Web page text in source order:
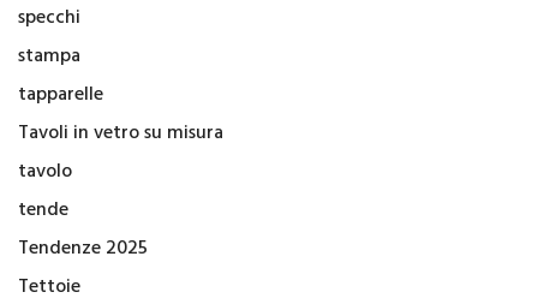
specchi
stampa
tapparelle
Tavoli in vetro su misura
tavolo
tende
Tendenze 2025
Tettoie